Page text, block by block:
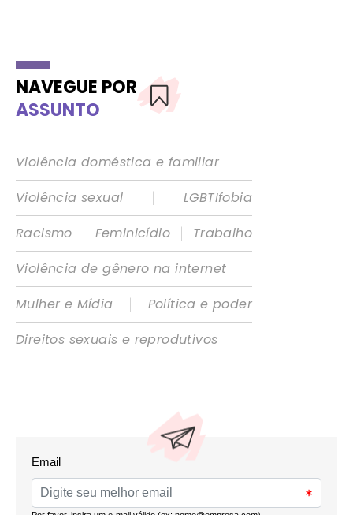
NAVEGUE POR
ASSUNTO
Violência doméstica e familiar
Violência sexual
|
LGBTIfobia
Racismo
| Feminicídio |
Trabalho
Violência de gênero na internet
Mulher e Mídia
|
Política e poder
Direitos sexuais e reprodutivos